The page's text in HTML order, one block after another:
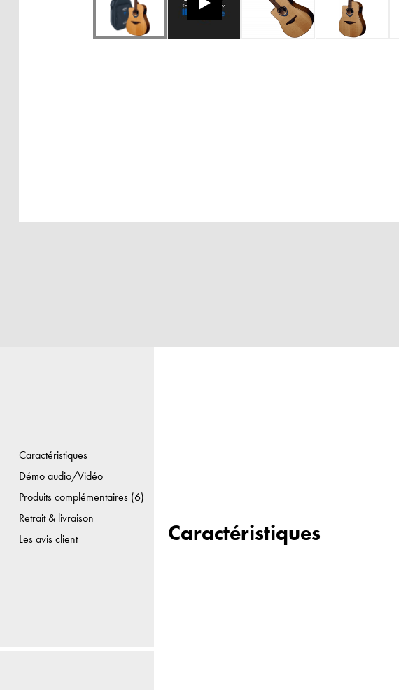
Caractéristiques
Démo audio/Vidéo
Produits complémentaires (6)
Retrait & livraison
Les avis client
Caractéristiques